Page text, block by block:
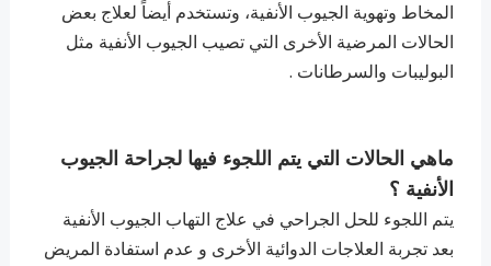
المخاط وتهوية الجيوب الأنفية، وتستخدم أيضاً لعلاج بعض
الحالات المرضية الأخرى التي تصيب الجيوب الأنفية مثل
البوليبات والسرطانات .
ماهي الحالات التي يتم اللجوء فيها لجراحة الجيوب
الأنفية ؟
يتم اللجوء للحل الجراحي في علاج التهاب الجيوب الأنفية
بعد تجربة العلاجات الدوائية الأخرى و عدم استفادة المريض